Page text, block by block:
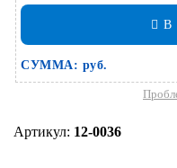
В
СУММА: руб.
Артикул: 12-0036